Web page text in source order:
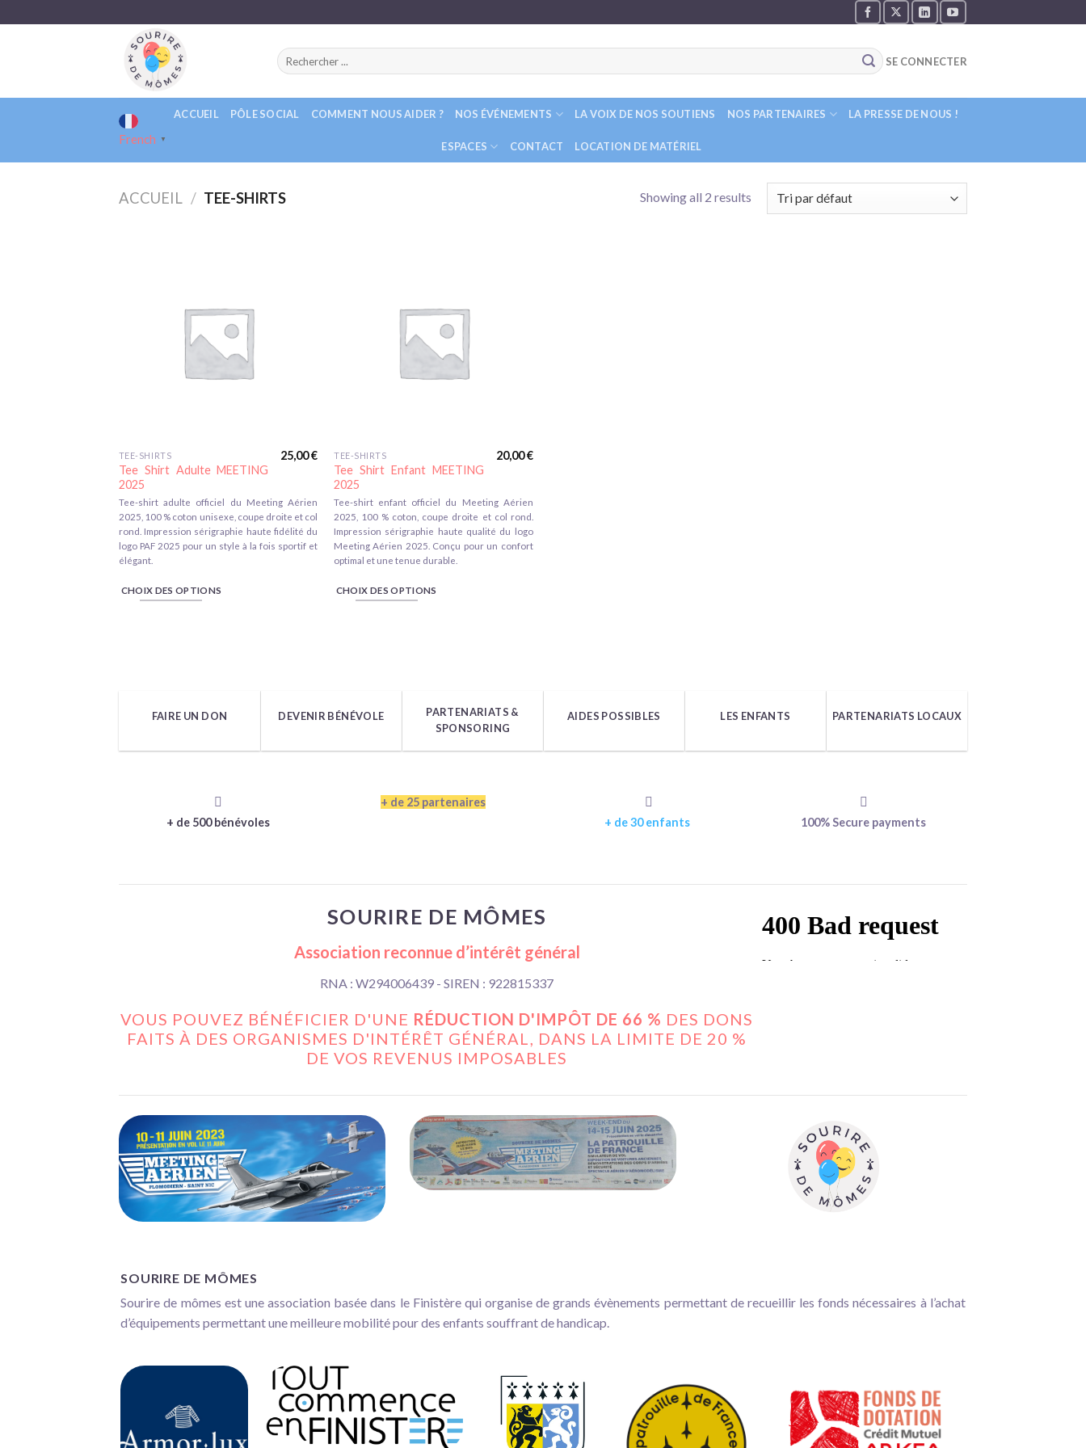
au
Recherche
pour :
SE CONNECTER
French ▼
ACCUEIL PÔLE SOCIAL COMMENT NOUS AIDER ? NOS ÉVÉNEMENTS LA VOIX DE NOS SOUTIENS NOS PARTENAIRES LA PRESSE DE NOUS !
ESPACES CONTACT LOCATION DE MATÉRIEL
ACCUEIL / TEE-SHIRTS Showing all 2 results
TEE-SHIRTS
Tee Shirt Adulte MEETING
2025
25,00€
Tee-shirt adulte officiel du Meeting Aérien
2025, 100 % coton unisexe, coupe droite et col
rond. Impression sérigraphie haute fidélité du
logo PAF 2025 pour un style à la fois sportif et
élégant.
CHOIX DES OPTIONS
Ce
produit
plusieurs
variations.
Les
options
peuvent
produit
TEE-SHIRTS
Tee Shirt Enfant MEETING
2025
20,00€
Tee-shirt enfant officiel du Meeting Aérien
2025, 100 % coton, coupe droite et col rond.
Impression sérigraphie haute qualité du logo
Meeting Aérien 2025. Conçu pour un confort
optimal et une tenue durable.
CHOIX DES OPTIONS
Ce
produit
plusieurs
variations.
Les
options
peuvent
produit
FAIRE UN DON DEVENIR BÉNÉVOLE
PARTENARIATS &
SPONSORING
AIDES POSSIBLES LES ENFANTS PARTENARIATS LOCAUX
+ de 500 bénévoles
+ de 25 partenaires
+ de 30 enfants
100% Secure payments
SOURIRE DE MÔMES
Association reconnue d’intérêt général
RNA : W294006439 - SIREN : 922815337
VOUS POUVEZ BÉNÉFICIER D'UNE RÉDUCTION D'IMPÔT DE 66 % DES DONS
FAITS À DES ORGANISMES D'INTÉRÊT GÉNÉRAL, DANS LA LIMITE DE 20 %
DE VOS REVENUS IMPOSABLES
SOURIRE DE MÔMES
Sourire de mômes est une association basée dans le Finistère qui organise de grands évènements permettant de recueillir les fonds nécessaires à l’achat
d’équipements permettant une meilleure mobilité pour des enfants souffrant de handicap.